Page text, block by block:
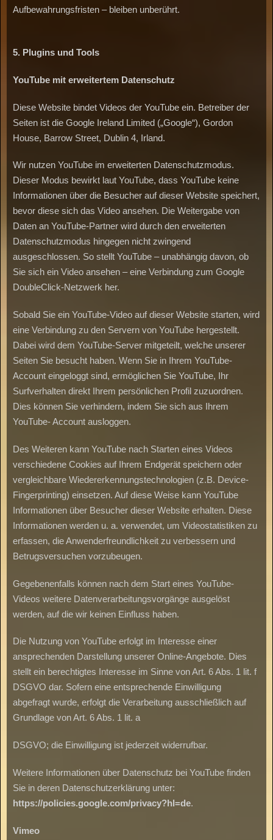
Aufbewahrungsfristen – bleiben unberührt.
5. Plugins und Tools
YouTube mit erweitertem Datenschutz
Diese Website bindet Videos der YouTube ein. Betreiber der
Seiten ist die Google Ireland Limited („Google“), Gordon
House, Barrow Street, Dublin 4, Irland.
Wir nutzen YouTube im erweiterten Datenschutzmodus.
Dieser Modus bewirkt laut YouTube, dass YouTube keine
Informationen über die Besucher auf dieser Website speichert,
bevor diese sich das Video ansehen. Die Weitergabe von
Daten an YouTube-Partner wird durch den erweiterten
Datenschutzmodus hingegen nicht zwingend
ausgeschlossen. So stellt YouTube – unabhängig davon, ob
Sie sich ein Video ansehen – eine Verbindung zum Google
DoubleClick-Netzwerk her.
Sobald Sie ein YouTube-Video auf dieser Website starten, wird
eine Verbindung zu den Servern von YouTube hergestellt.
Dabei wird dem YouTube-Server mitgeteilt, welche unserer
Seiten Sie besucht haben. Wenn Sie in Ihrem YouTube-
Account eingeloggt sind, ermöglichen Sie YouTube, Ihr
Surfverhalten direkt Ihrem persönlichen Profil zuzuordnen.
Dies können Sie verhindern, indem Sie sich aus Ihrem
YouTube- Account ausloggen.
Des Weiteren kann YouTube nach Starten eines Videos
verschiedene Cookies auf Ihrem Endgerät speichern oder
vergleichbare Wiedererkennungstechnologien (z.B. Device-
Fingerprinting) einsetzen. Auf diese Weise kann YouTube
Informationen über Besucher dieser Website erhalten. Diese
Informationen werden u. a. verwendet, um Videostatistiken zu
erfassen, die Anwenderfreundlichkeit zu verbessern und
Betrugsversuchen vorzubeugen.
Gegebenenfalls können nach dem Start eines YouTube-
Videos weitere Datenverarbeitungsvorgänge ausgelöst
werden, auf die wir keinen Einfluss haben.
Die Nutzung von YouTube erfolgt im Interesse einer
ansprechenden Darstellung unserer Online-Angebote. Dies
stellt ein berechtigtes Interesse im Sinne von Art. 6 Abs. 1 lit. f
DSGVO dar. Sofern eine entsprechende Einwilligung
abgefragt wurde, erfolgt die Verarbeitung ausschließlich auf
Grundlage von Art. 6 Abs. 1 lit. a
DSGVO; die Einwilligung ist jederzeit widerrufbar.
Weitere Informationen über Datenschutz bei YouTube finden
Sie in deren Datenschutzerklärung unter:
https://policies.google.com/privacy?hl=de.
Vimeo